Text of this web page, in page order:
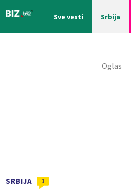
Sve vesti Srbija
SRBIJA 1